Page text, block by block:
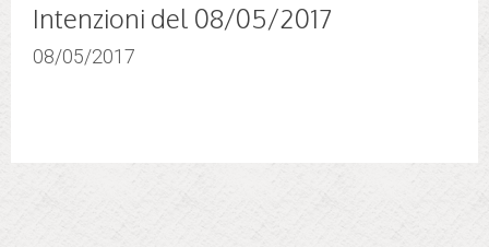
Intenzioni del 08/05/2017
08/05/2017